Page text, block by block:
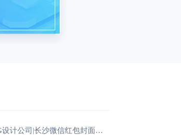
长沙SVG设计公司|长沙微信红包封面设计|长沙UI设计外包|长沙动漫表情包设计-蓝橙视觉